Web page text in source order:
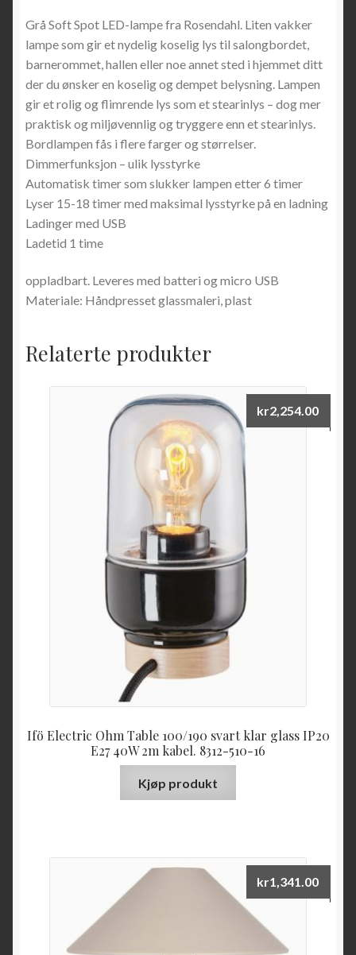
Grå Soft Spot LED-lampe fra Rosendahl. Liten vakker
lampe som gir et nydelig koselig lys til salongbordet,
barnerommet, hallen eller noe annet sted i hjemmet ditt
der du ønsker en koselig og dempet belysning. Lampen
gir et rolig og flimrende lys som et stearinlys – dog mer
praktisk og miljøvennlig og tryggere enn et stearinlys.
Bordlampen fås i flere farger og størrelser.
Dimmerfunksjon – ulik lysstyrke
Automatisk timer som slukker lampen etter 6 timer
Lyser 15-18 timer med maksimal lysstyrke på en ladning
Ladinger med USB
Ladetid 1 time
oppladbart. Leveres med batteri og micro USB
Materiale: Håndpresset glassmaleri, plast
Relaterte produkter
Ifö Electric Ohm Table 100/190 svart klar glass IP20
E27 40W 2m kabel. 8312-510-16
kr2,254.00
Kjøp produkt
kr1,341.00